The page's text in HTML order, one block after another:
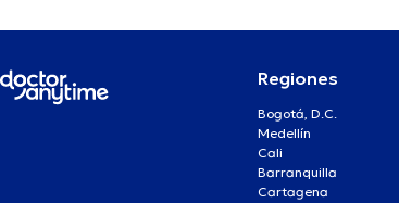
Regiones
Bogotá, D.C.
Medellín
Cali
Barranquilla
Cartagena